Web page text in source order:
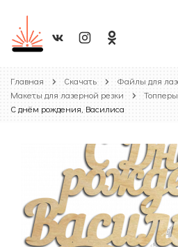
Главная Скачать
Файлы для
Макеты для лазерной резки
Топперы
С днём рождения, Василиса